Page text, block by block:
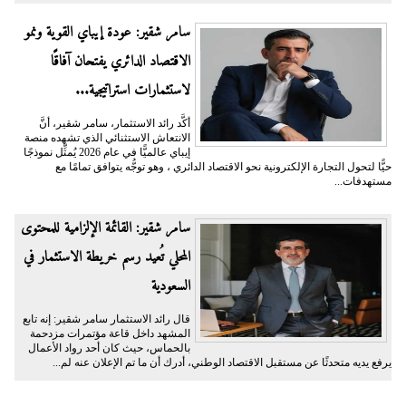
سامر شقير: عودة إيباي القوية ونمو
الاقتصاد الدائري يفتحان آفاقًا
لاستثمارات استراتيجية...
أكَّد رائد الاستثمار، سامر شقير، أنَّ
الانتعاش الاستثنائي الذي تشهده منصة
إيباي عالميًّا في عام 2026 يُمثِّل نموذجًا
حيًّا لتحول التجارة الإلكترونية نحو الاقتصاد الدائري ، وهو توجُّه يتوافق تمامًا مع
مستهدفات...
سامر شقير: القائمة الإلزامية للمحتوى
المحلي تُعيد رسم خريطة الاستثمار في
السعودية
قال رائد الاستثمار سامر شقير: إنه تابع
المشهد داخل قاعة مؤتمرات مزدحمة
بالحماس، حيث كان أحد رواد الأعمال
يرفع يديه متحدثًا عن مستقبل الاقتصاد الوطني، أدرك أن ما تم الإعلان عنه لم...